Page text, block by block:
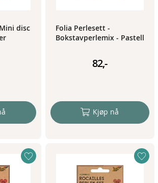
disc
Folia Perlesett -
Bokstavperlemix - Pastell
82,-
Kjøp nå